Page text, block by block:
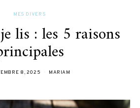
MES DIVERS
lis : les 5 raisons
8, 2025 MARIAM